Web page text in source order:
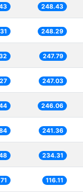
248.43
248.29
247.79
247.03
246.06
241.36
234.31
116.11